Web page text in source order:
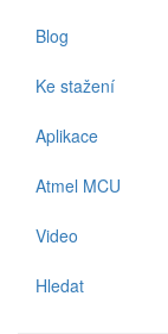
Blog
Ke stažení
Aplikace
Atmel MCU
Video
Hledat